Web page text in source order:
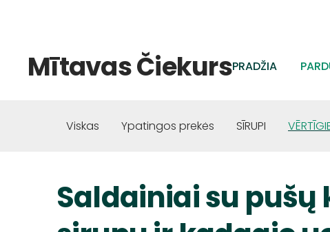
Mītavas ČiekursPRADŽIA
Viskas Ypatingos prekės SĪRUPI
Saldainiai su pušų